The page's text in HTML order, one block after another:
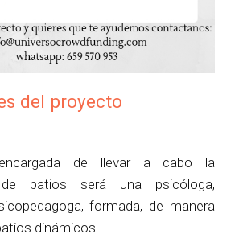
del proyecto
de llevar a cabo la
de patios será una psicóloga,
formada, de manera
dinámicos.